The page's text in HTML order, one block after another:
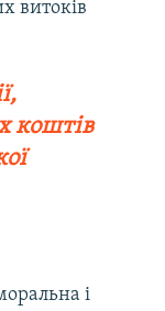
витоків
коштів
і